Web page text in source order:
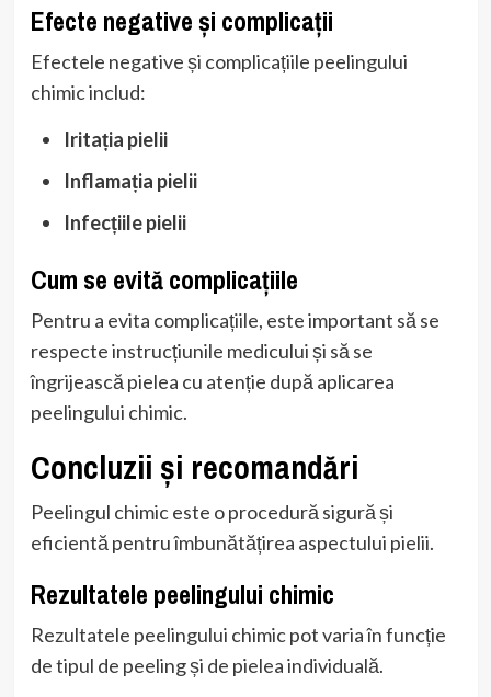
Efecte negative și complicații
Efectele negative și complicațiile peelingului
chimic includ:
Iritația pielii
Inflamația pielii
Infecțiile pielii
Cum se evită complicațiile
Pentru a evita complicațiile, este important să se
respecte instrucțiunile medicului și să se
îngrijească pielea cu atenție după aplicarea
peelingului chimic.
Concluzii și recomandări
Peelingul chimic este o procedură sigură și
eficientă pentru îmbunătățirea aspectului pielii.
Rezultatele peelingului chimic
Rezultatele peelingului chimic pot varia în funcție
de tipul de peeling și de pielea individuală.